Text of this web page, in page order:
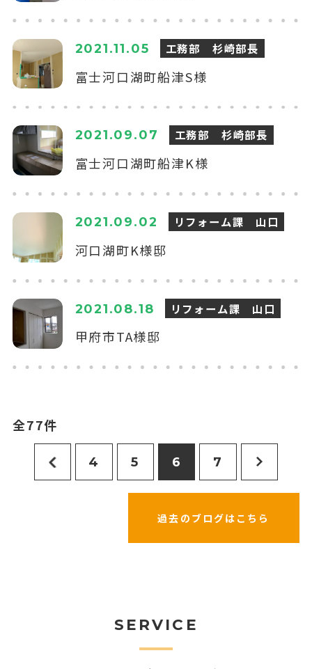
2021.11.05 工務部 杉崎部長
富士河口湖町船津S様
2021.09.07 工務部 杉崎部長
富士河口湖町船津K様
2021.09.02 リフォーム課 山口
河口湖町K様邸
2021.08.18 リフォーム課 山口
甲府市TA様邸
全77件
4 5 6 7
過去のブログはこちら
SERVICE